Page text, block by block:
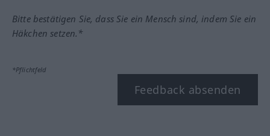
Bitte bestätigen Sie, dass Sie ein Mensch sind, indem Sie ein
Häkchen setzen.*
*Pflichtfeld
Feedback absenden